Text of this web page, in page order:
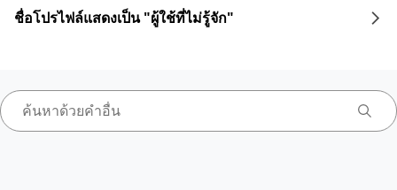
ชื่อโปรไฟล์แสดงเป็น "ผู้ใช้ที่ไม่รู้จัก"